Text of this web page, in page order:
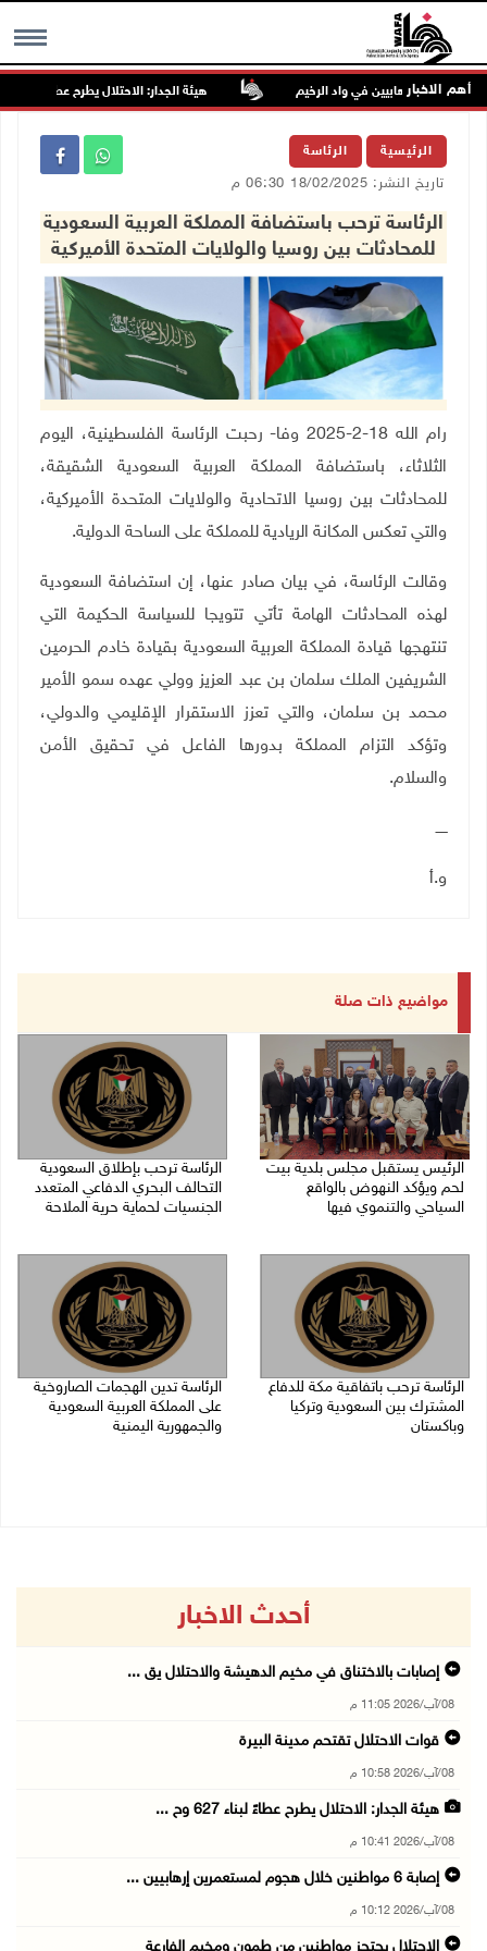
MENU أهم الاخبار هيئة الجدار: الاحتلال يطرح عطاءً لبناء 627 وحدة استعمارية جديدة على أراضي محافظة رام الله والبيرة
الرئيسية الرئاسة
تاريخ النشر: 18/02/2025 06:30 م
الرئاسة ترحب باستضافة المملكة العربية السعودية
للمحادثات بين روسيا والولايات المتحدة الأميركية
رام الله 18-2-2025 وفا- رحبت الرئاسة الفلسطينية، اليوم
الثلاثاء، باستضافة المملكة العربية السعودية الشقيقة،
للمحادثات بين روسيا الاتحادية والولايات المتحدة الأميركية،
والتي تعكس المكانة الريادية للمملكة على الساحة الدولية.
وقالت الرئاسة، في بيان صادر عنها، إن استضافة السعودية
لهذه المحادثات الهامة تأتي تتويجا للسياسة الحكيمة التي
تنتهجها قيادة المملكة العربية السعودية بقيادة خادم الحرمين
الشريفين الملك سلمان بن عبد العزيز وولي عهده سمو الأمير
محمد بن سلمان، والتي تعزز الاستقرار الإقليمي والدولي،
وتؤكد التزام المملكة بدورها الفاعل في تحقيق الأمن
والسلام.
ـــــ
و.أ
مواضيع ذات صلة
الرئيس يستقبل مجلس بلدية بيت
لحم ويؤكد النهوض بالواقع
السياحي والتنموي فيها
الرئاسة ترحب بإطلاق السعودية
التحالف البحري الدفاعي المتعدد
الجنسيات لحماية حرية الملاحة
الرئاسة ترحب باتفاقية مكة للدفاع
المشترك بين السعودية وتركيا
وباكستان
الرئاسة تدين الهجمات الصاروخية
على المملكة العربية السعودية
والجمهورية اليمنية
أحدث الاخبار
إصابات بالاختناق في مخيم الدهيشة والاحتلال يق ...
08/آب/2026 11:05 م
قوات الاحتلال تقتحم مدينة البيرة
08/آب/2026 10:58 م
هيئة الجدار: الاحتلال يطرح عطاءً لبناء 627 وح ...
08/آب/2026 10:41 م
إصابة 6 مواطنين خلال هجوم لمستعمرين إرهابيين ...
08/آب/2026 10:12 م